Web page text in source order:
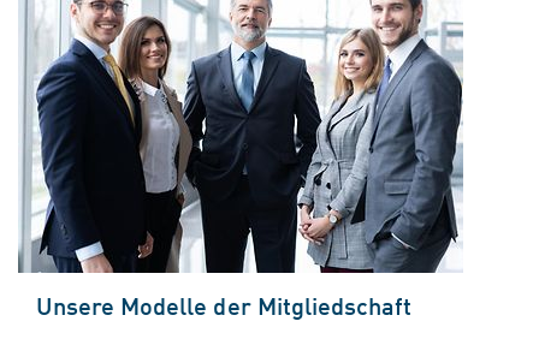
Unsere Modelle der Mitgliedschaft